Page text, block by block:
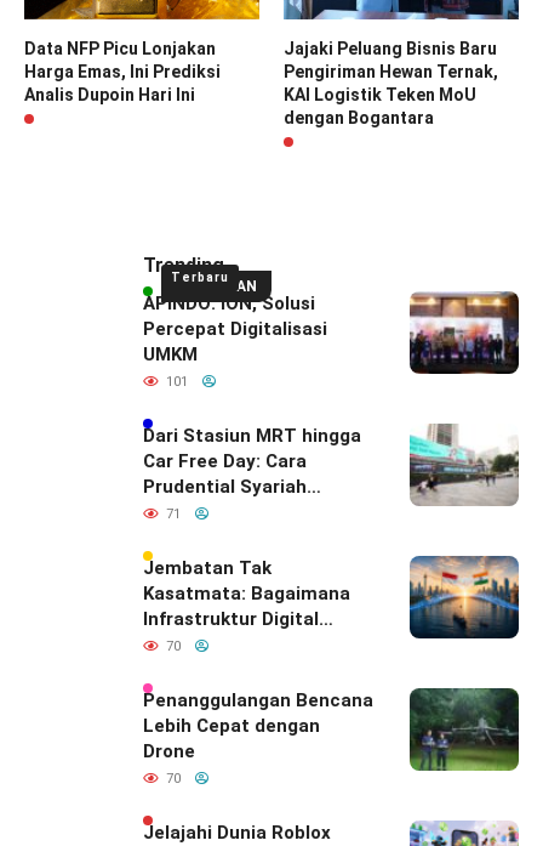
Data NFP Picu Lonjakan
Harga Emas, Ini Prediksi
Analis Dupoin Hari Ini
Jajaki Peluang Bisnis Baru
Pengiriman Hewan Ternak,
KAI Logistik Teken MoU
dengan Bogantara
UNGGULAN
Terbaru
Trending
APINDO: ION, Solusi
Percepat Digitalisasi
UMKM
101
Dari Stasiun MRT hingga
Car Free Day: Cara
Prudential Syariah
Merayakan yang Nomor
Indonesia
71
Jembatan Tak
Kasatmata: Bagaimana
Infrastruktur Digital
Diam-Diam
Hubungan Indonesia–
India
70
Penanggulangan Bencana
Lebih Cepat dengan
Drone
70
Jelajahi Dunia Roblox